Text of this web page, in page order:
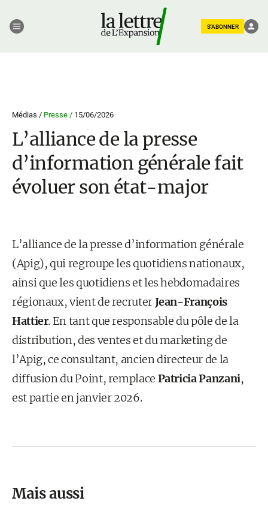
S'ABONNER
Médias / Presse / 15/06/2026
L’alliance de la presse
d’information générale fait
évoluer son état-major
L’alliance de la presse d’information générale
(Apig), qui regroupe les quotidiens nationaux,
ainsi que les quotidiens et les hebdomadaires
régionaux, vient de recruterJean-François
Hattier. En tant que responsable du pôle de la
distribution, des ventes et du marketing de
l’Apig, ce consultant, ancien directeur de la
diffusion du Point, remplace Patricia Panzani,
est partie en janvier 2026.
Mais aussi